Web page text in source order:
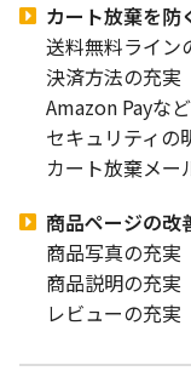
カート放棄を防
送料無料ライン
決済方法の充実
Amazon Payなど
セキュリティの
カート放棄メー
商品ページの改
商品写真の充実
商品説明の充実
レビューの充実